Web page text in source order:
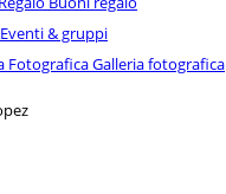
Eventi & gruppi
Galleria fotografica